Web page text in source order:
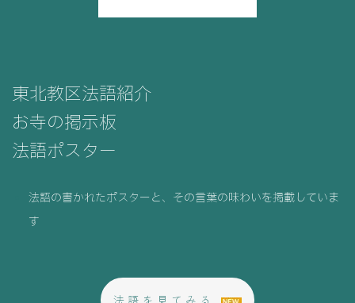
東北教区法語紹介
お寺の掲示板
法語ポスター
法語の書かれたポスターと、その言葉の味わいを掲載していま
す
法語を見てみる